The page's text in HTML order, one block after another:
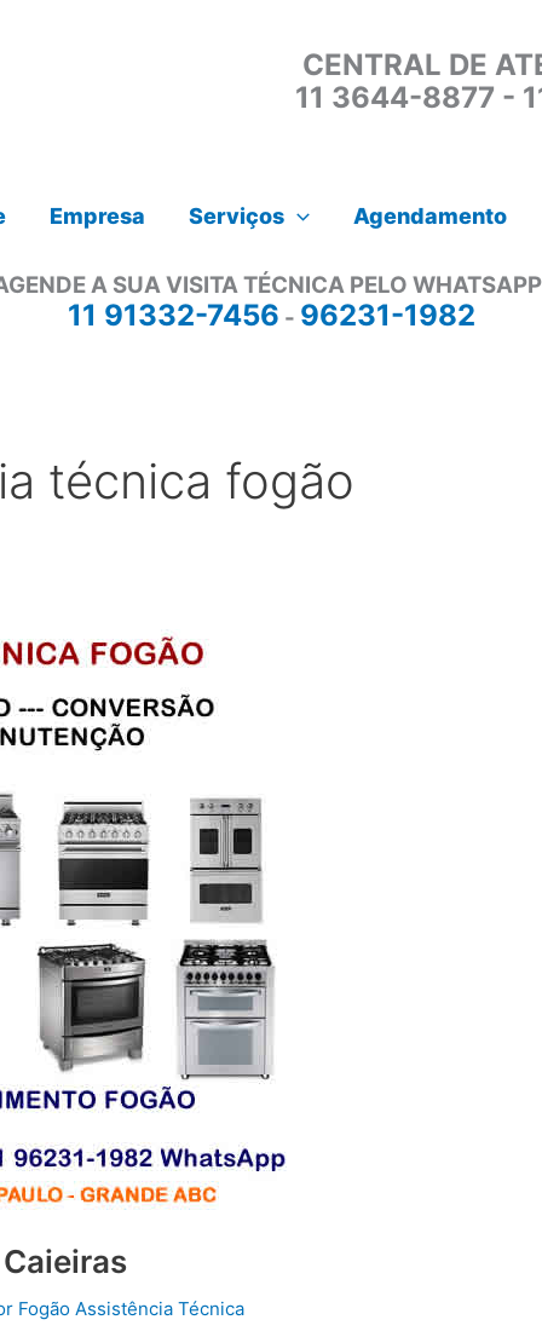
CENTRAL DE
11 3644-8877 -
Empresa Serviços Agendamento
A SUA VISITA TÉCNICA PELO
11 91332-7456 - 96231-1982
técnica fogão
Fogão Assistência Técnica